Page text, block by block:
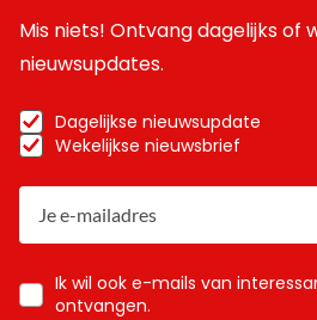
Mis niets! Ontvang dagelijks of
nieuwsupdates.
Dagelijkse nieuwsupdate
Wekelijkse nieuwsbrief
Ik wil ook e-mails van
ontvangen.